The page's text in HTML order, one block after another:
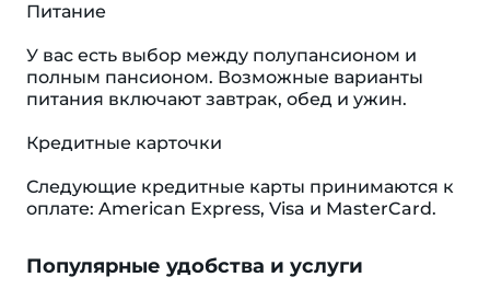
Питание
У вас есть выбор между полупансионом и
полным пансионом. Возможные варианты
питания включают завтрак, обед и ужин.
Кредитные карточки
Следующие кредитные карты принимаются к
оплате: American Express, Visa и MasterCard.
Популярные удобства и услуги